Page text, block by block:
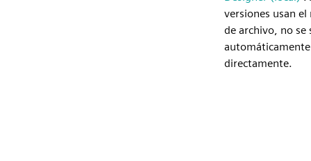
versiones usan
de archivo, no se
directamente.